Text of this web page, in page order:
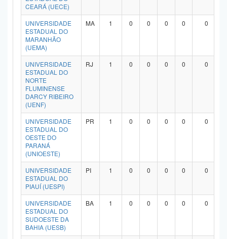
CEARÁ (UECE)
UNIVERSIDADE
ESTADUAL DO
MARANHÃO
(UEMA)
MA 1 0 0 0 0 0
UNIVERSIDADE
ESTADUAL DO
NORTE
FLUMINENSE
DARCY RIBEIRO
(UENF)
RJ 1 0 0 0 0 0
UNIVERSIDADE
ESTADUAL DO
OESTE DO
PARANÁ
(UNIOESTE)
PR 1 0 0 0 0 0
UNIVERSIDADE
ESTADUAL DO
PIAUÍ (UESPI)
PI 1 0 0 0 0 0
UNIVERSIDADE
ESTADUAL DO
SUDOESTE DA
BAHIA (UESB)
BA 1 0 0 0 0 0